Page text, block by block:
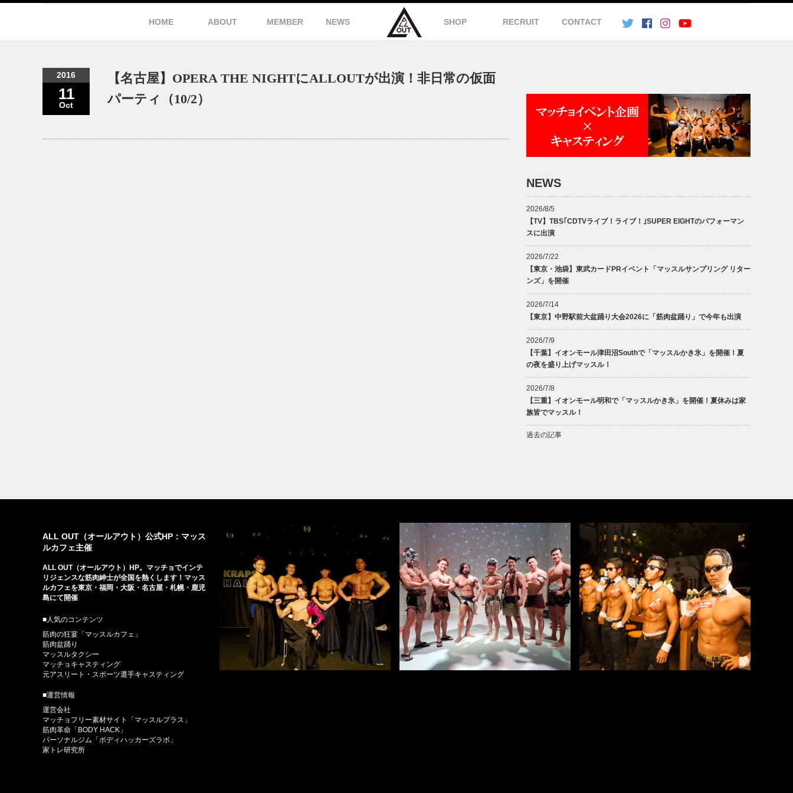
HOME ABOUT MEMBER NEWS SHOP RECRUIT CONTACT
2016
11
Oct
【名古屋】OPERA THE NIGHTにALLOUTが出演！非日常の仮面
パーティ（10/2）
NEWS
2026/8/5
【TV】TBS｢CDTVライブ！ライブ！｣SUPER EIGHTのパフォーマン
スに出演
2026/7/22
【東京・池袋】東武カードPRイベント「マッスルサンプリング リター
ンズ」を開催
2026/7/14
【東京】中野駅前大盆踊り大会2026に「筋肉盆踊り」で今年も出演
2026/7/9
【千葉】イオンモール津田沼Southで「マッスルかき氷」を開催！夏
の夜を盛り上げマッスル！
2026/7/8
【三重】イオンモール明和で「マッスルかき氷」を開催！夏休みは家
族皆でマッスル！
過去の記事
ALL OUT（オールアウト）公式HP：マッス
ルカフェ主催
ALL OUT（オールアウト）HP。マッチョでインテ
リジェンスな筋肉紳士が全国を熱くします！マッス
ルカフェを東京・福岡・大阪・名古屋・札幌・鹿児
島にて開催
■人気のコンテンツ
筋肉の狂宴「マッスルカフェ」
筋肉盆踊り
マッスルタクシー
マッチョキャスティング
元アスリート・スポーツ選手キャスティング
■運営情報
運営会社
マッチョフリー素材サイト「マッスルプラス」
筋肉革命「BODY HACK」
パーソナルジム「ボディハッカーズラボ」
家トレ研究所